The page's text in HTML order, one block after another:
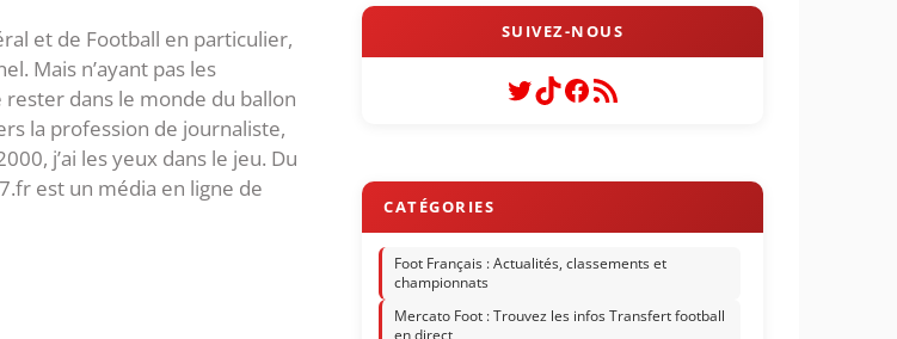
et de Football en particulier,
Mais n’ayant pas les
dans le monde du ballon
la profession de journaliste,
j’ai les yeux dans le jeu. Du
est un média en ligne de
Twitter
TikTok
Facebook
Flux RSS
Foot Français : Actualités, classements et
championnats
Mercato Foot : Trouvez les infos Transfert football
en direct